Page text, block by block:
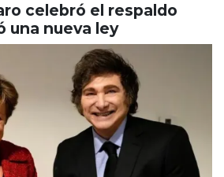
celebró el respaldo
una nueva ley